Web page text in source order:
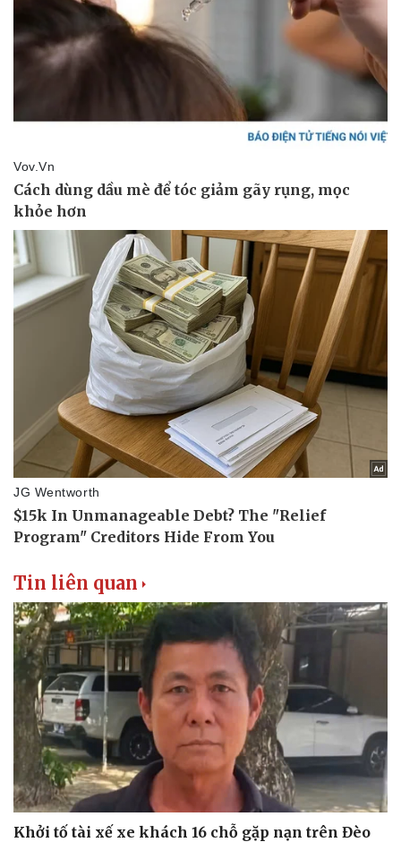
Bóng đá
Lịch thi đấu bóng đá
Thế giới thể thao
eSports
Hậu trường
Tư vấn
Tin liên quan
Khởi tố tài xế xe khách 16 chỗ gặp nạn trên Đèo